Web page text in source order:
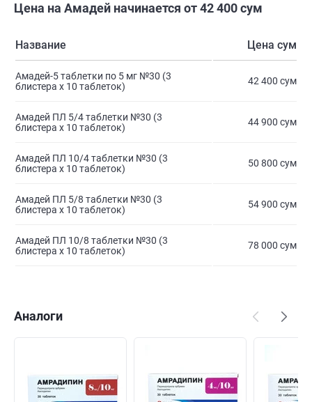
Цена на Амадей начинается от 42 400 сум
Название Цена сум
Амадей-5 таблетки по 5 мг №30 (3
блистера х 10 таблеток)
42 400 сум
Амадей ПЛ 5/4 таблетки №30 (3
блистера х 10 таблеток)
44 900 сум
Амадей ПЛ 10/4 таблетки №30 (3
блистера х 10 таблеток)
50 800 сум
Амадей ПЛ 5/8 таблетки №30 (3
блистера х 10 таблеток)
54 900 сум
Амадей ПЛ 10/8 таблетки №30 (3
блистера х 10 таблеток)
78 000 сум
Аналоги